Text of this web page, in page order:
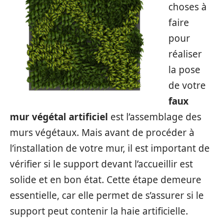
choses à
faire
pour
réaliser
la pose
de votre
faux
mur végétal artificiel est l’assemblage des
murs végétaux. Mais avant de procéder à
l’installation de votre mur, il est important de
vérifier si le support devant l’accueillir est
solide et en bon état. Cette étape demeure
essentielle, car elle permet de s’assurer si le
support peut contenir la haie artificielle.